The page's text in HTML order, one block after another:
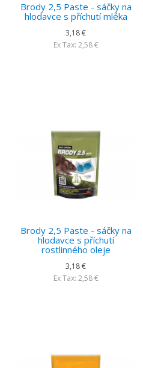
Brody 2,5 Paste - sáčky na
hlodavce s příchutí mléka
3,18 €
Ex Tax: 2,58 €
Brody 2,5 Paste - sáčky na
hlodavce s příchutí
rostlinného oleje
3,18 €
Ex Tax: 2,58 €